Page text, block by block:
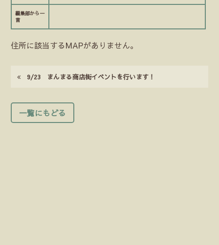
編集部から一
言
住所に該当するMAPがありません。
9/23 まんまる商店街イベントを行います！
一覧にもどる